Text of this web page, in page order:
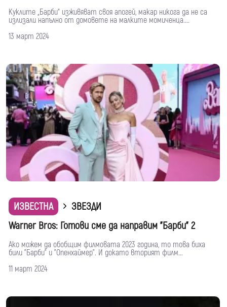
Куклите „Барби“ изживяват своя апогей, макар никога да не са
излизали напълно от домовете на малките момиченца....
13 март 2024
ИЗВЕСТНА
ЗВЕЗДИ
Warner Bros: Готови сме да направим "Барби" 2
Ако можем да обобщим филмовата 2023 година, то това биха
били "Барби" и "Опенхаймер". И докато вторият филм...
11 март 2024